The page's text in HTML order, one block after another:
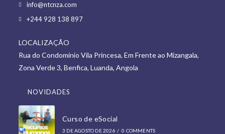
info@ntcnza.com
in
tab
+244 928 138 897Opens
new
tab
LOCALIZAÇÃO
Rua do Condomínio Vila Princesa, Em Frente ao Mizangala,
Zona Verde 3, Benfica, Luanda, Angola
NOVIDADES
Curso de eSocial
3 DE AGOSTO DE 2026 / 0 COMMENTS